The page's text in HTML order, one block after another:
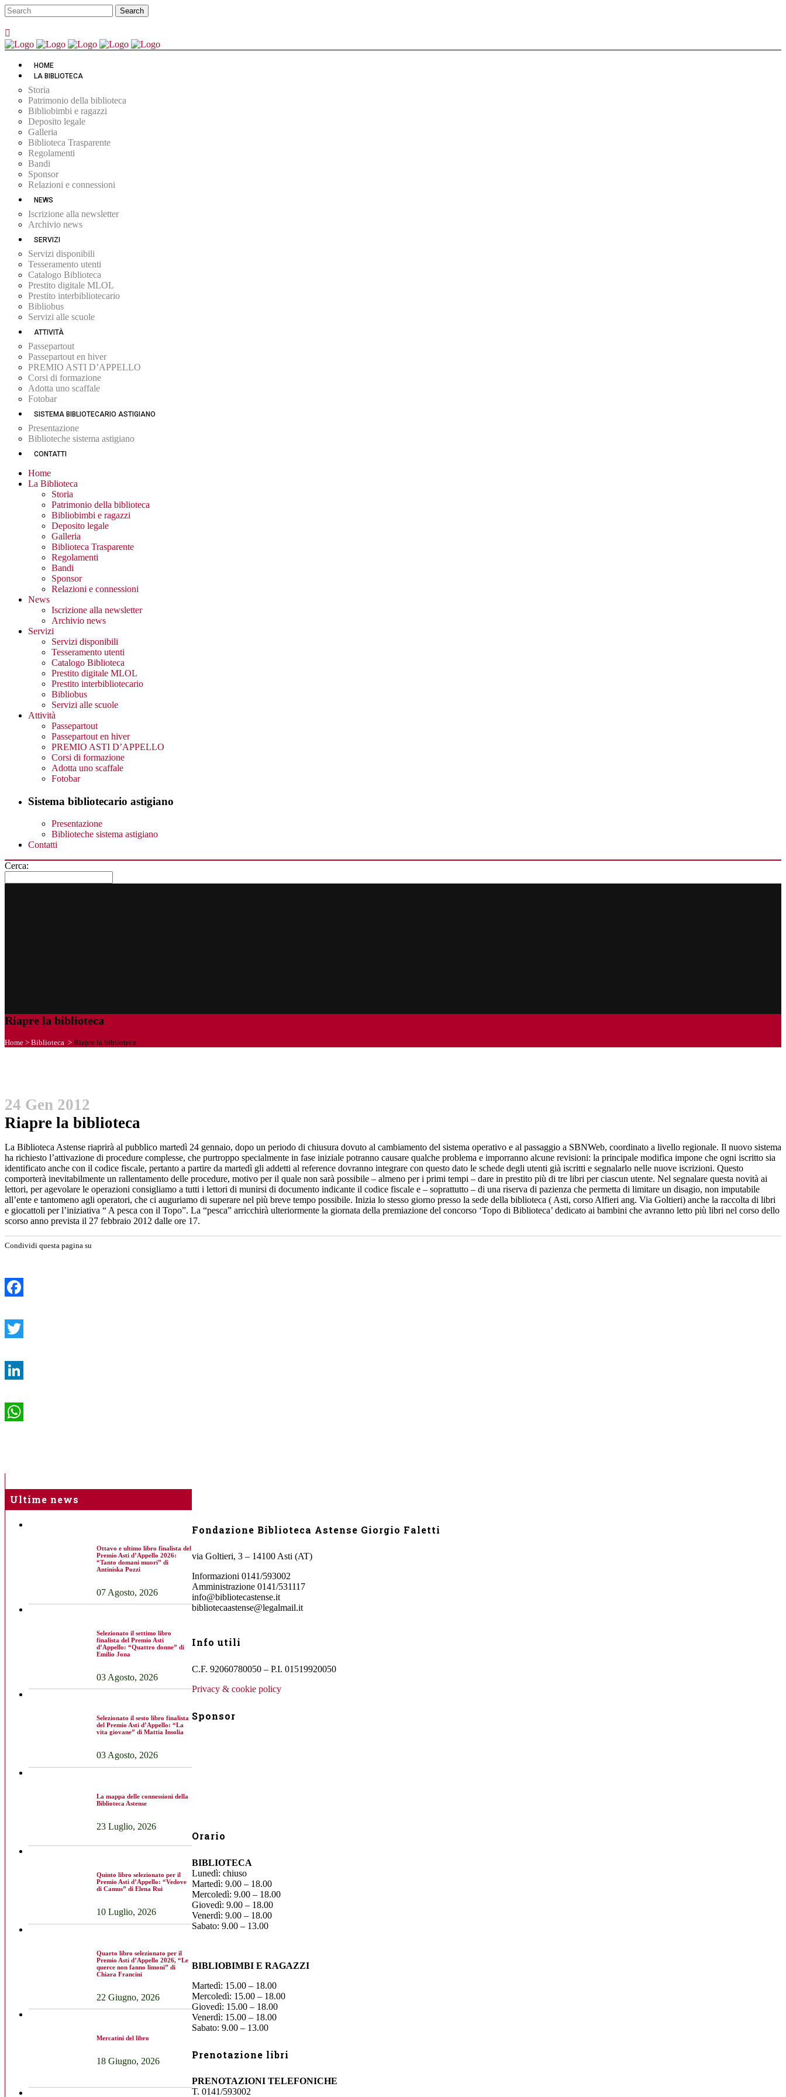
HOME
LA BIBLIOTECA
Storia
Patrimonio della biblioteca
Bibliobimbi e ragazzi
Deposito legale
Galleria
Biblioteca Trasparente
Regolamenti
Bandi
Sponsor
Relazioni e connessioni
NEWS
Iscrizione alla newsletter
Archivio news
SERVIZI
Servizi disponibili
Tesseramento utenti
Catalogo Biblioteca
Prestito digitale MLOL
Prestito interbibliotecario
Bibliobus
Servizi alle scuole
ATTIVITÀ
Passepartout
Passepartout en hiver
PREMIO ASTI D’APPELLO
Corsi di formazione
Adotta uno scaffale
Fotobar
SISTEMA BIBLIOTECARIO ASTIGIANO
Presentazione
Biblioteche sistema astigiano
CONTATTI
Home
La Biblioteca
Storia
Patrimonio della biblioteca
Bibliobimbi e ragazzi
Deposito legale
Galleria
Biblioteca Trasparente
Regolamenti
Bandi
Sponsor
Relazioni e connessioni
News
Iscrizione alla newsletter
Archivio news
Servizi
Servizi disponibili
Tesseramento utenti
Catalogo Biblioteca
Prestito digitale MLOL
Prestito interbibliotecario
Bibliobus
Servizi alle scuole
Attività
Passepartout
Passepartout en hiver
PREMIO ASTI D’APPELLO
Corsi di formazione
Adotta uno scaffale
Fotobar
Sistema bibliotecario astigiano
Presentazione
Biblioteche sistema astigiano
Contatti
Cerca:
Riapre la biblioteca
Home > Biblioteca > Riapre la biblioteca
24 Gen 2012
Riapre la biblioteca
La Biblioteca Astense riaprirà al pubblico martedì 24 gennaio, dopo un periodo di chiusura dovuto al cambiamento del sistema operativo e al passaggio a SBNWeb, coordinato a livello regionale. Il nuovo sistema
ha richiesto l’attivazione di procedure complesse, che purtroppo specialmente in fase iniziale potranno causare qualche problema e imporranno alcune revisioni: la principale modifica impone che ogni iscritto sia
identificato anche con il codice fiscale, pertanto a partire da martedì gli addetti al reference dovranno integrare con questo dato le schede degli utenti già iscritti e segnalarlo nelle nuove iscrizioni. Questo
comporterà inevitabilmente un rallentamento delle procedure, motivo per il quale non sarà possibile – almeno per i primi tempi – dare in prestito più di tre libri per ciascun utente. Nel segnalare questa novità ai
lettori, per agevolare le operazioni consigliamo a tutti i lettori di munirsi di documento indicante il codice fiscale e – soprattutto – di una riserva di pazienza che permetta di limitare un disagio, non imputabile
all’ente e tantomeno agli operatori, che ci auguriamo di superare nel più breve tempo possibile. Inizia lo stesso giorno presso la sede della biblioteca ( Asti, corso Alfieri ang. Via Goltieri) anche la raccolta di libri
e giocattoli per l’iniziativa “ A pesca con il Topo”. La “pesca” arricchirà ulteriormente la giornata della premiazione del concorso ‘Topo di Biblioteca’ dedicato ai bambini che avranno letto più libri nel corso dello
scorso anno prevista il 27 febbraio 2012 dalle ore 17.
Condividi questa pagina su
Ultime news
Ottavo e ultimo libro finalista del
Premio Asti d’Appello 2026:
“Tanto domani muori” di
Antiniska Pozzi
07 Agosto, 2026
Selezionato il settimo libro
finalista del Premio Asti
d’Appello: “Quattro donne” di
Emilio Jona
03 Agosto, 2026
Selezionato il sesto libro finalista
del Premio Asti d’Appello: “La
vita giovane” di Mattia Insolia
03 Agosto, 2026
La mappa delle connessioni della
Biblioteca Astense
23 Luglio, 2026
Quinto libro selezionato per il
Premio Asti d’Appello: “Vedove
di Camus” di Elena Rui
10 Luglio, 2026
Quarto libro selezionato per il
Premio Asti d’Appello 2026, “Le
querce non fanno limoni” di
Chiara Francini
22 Giugno, 2026
Mercatini del libro
18 Giugno, 2026
Fondazione Biblioteca Astense Giorgio Faletti
via Goltieri, 3 – 14100 Asti (AT)
Informazioni 0141/593002
Amministrazione 0141/531117
info@bibliotecastense.it
bibliotecaastense@legalmail.it
Info utili
C.F. 92060780050 – P.I. 01519920050
Privacy & cookie policy
Sponsor
Orario
BIBLIOTECA
Lunedì: chiuso
Martedì: 9.00 – 18.00
Mercoledì: 9.00 – 18.00
Giovedì: 9.00 – 18.00
Venerdì: 9.00 – 18.00
Sabato: 9.00 – 13.00
BIBLIOBIMBI E RAGAZZI
Martedì: 15.00 – 18.00
Mercoledì: 15.00 – 18.00
Giovedì: 15.00 – 18.00
Venerdì: 15.00 – 18.00
Sabato: 9.00 – 13.00
Prenotazione libri
PRENOTAZIONI TELEFONICHE
T. 0141/593002